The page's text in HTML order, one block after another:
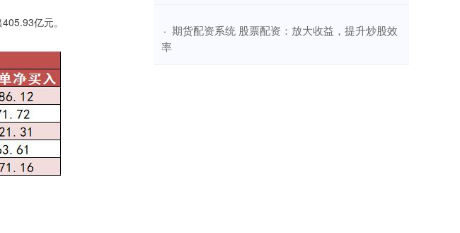
亿元。
· ​期货配资系统 股票配资：放大收益，提升炒股效
率